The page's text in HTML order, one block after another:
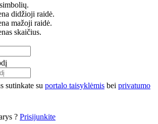
didžioji raidė.
mažoji raidė.
skaičius.
sutinkate su portalo taisyklėmis bei privatumo
? Prisijunkite